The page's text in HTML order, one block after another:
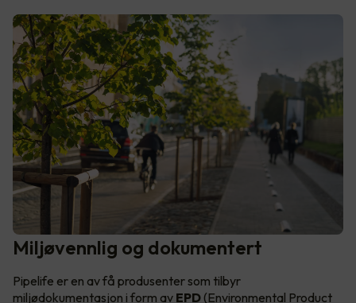
Miljøvennlig og dokumentert
Pipelife er en av få produsenter som tilbyr
miljødokumentasjon i form av EPD (Environmental Product